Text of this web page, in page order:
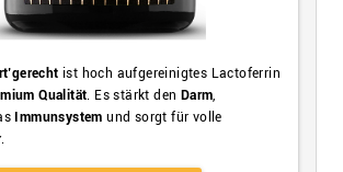
ist hoch aufgereinigtes Lactoferrin
Qualität . Es stärkt den Darm
Immunsystem und sorgt für volle
.